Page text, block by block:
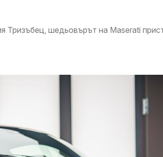
Тризъбец, шедьовърът на Maserati